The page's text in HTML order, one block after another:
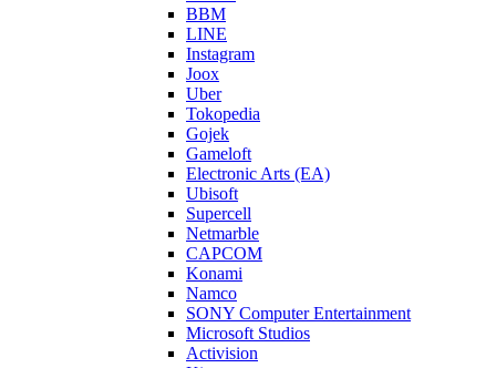
BBM
LINE
Instagram
Joox
Uber
Tokopedia
Gojek
Gameloft
Electronic Arts (EA)
Ubisoft
Supercell
Netmarble
CAPCOM
Konami
Namco
SONY Computer Entertainment
Microsoft Studios
Activision